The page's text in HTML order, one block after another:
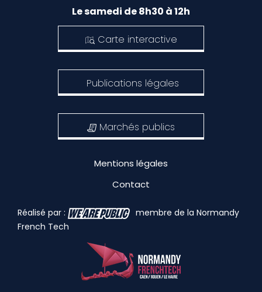
Le samedi de 8h30 à 12h
Carte interactive
Publications légales
Marchés publics
Mentions légales
Contact
Réalisé par :
membre de la Normandy
French Tech